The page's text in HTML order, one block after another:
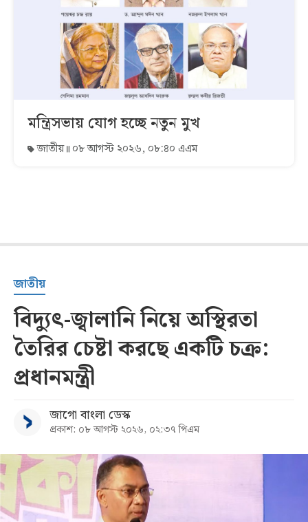
মন্ত্রিসভায় যোগ হচ্ছে নতুন মুখ
জাতীয় ০৮ আগস্ট ২০২৬, ০৮:৪০ এএম
জাতীয়
বিদ্যুৎ-জ্বালানি নিয়ে অস্থিরতা
তৈরির চেষ্টা করছে একটি চক্র:
প্রধানমন্ত্রী
জাগো বাংলা ডেস্ক
প্রকাশ: ০৮ আগস্ট ২০২৬, ০২:৩৭ পিএম